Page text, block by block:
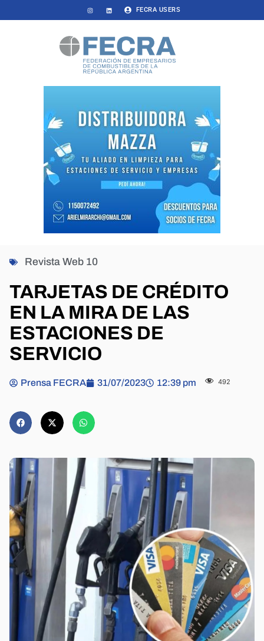
FECRA USERS
Revista Web 10
TARJETAS DE CRÉDITO
EN LA MIRA DE LAS
ESTACIONES DE
SERVICIO
Prensa FECRA 31/07/2023 12:39 pm 492